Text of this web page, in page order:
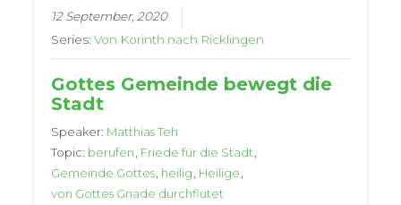
12 September, 2020
Series:Von Korinth nach Ricklingen
Gottes Gemeinde bewegt die
Stadt
Speaker: Matthias Teh
Topic: berufen Friede für die Stadt
Gemeinde Gottes heilig Heilige
von Gottes Gnade durchflutet